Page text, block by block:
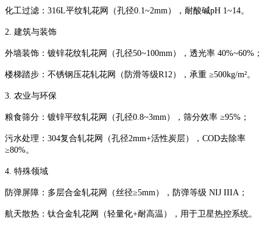
‌化工过滤‌：316L平纹轧花网（孔径0.1~2mm），耐酸碱pH 1~14。
‌2. 建筑与装饰‌
‌外墙装饰‌：镀锌花纹轧花网（孔径50~100mm），透光率 ‌40%~60%‌；
‌楼梯踏步‌：不锈钢压花轧花网（防滑等级R12），承重 ‌≥500kg/m²‌。
‌3. 农业与环保‌
‌粮食筛分‌：镀锌平纹轧花网（孔径0.8~3mm），筛分效率 ‌≥95%‌；
‌污水处理‌：304复合轧花网（孔径2mm+活性炭层），COD去除率
‌≥80%‌。
‌4. 特殊领域‌
‌防弹屏障‌：多层合金轧花网（丝径≥5mm），防弹等级 ‌NIJ IIIA‌；
‌航天散热‌：钛合金轧花网（轻量化+耐高温），用于卫星热控系统。